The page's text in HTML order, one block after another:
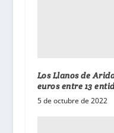
Los Llanos de
euros entre 13
5 de octubre de 2022